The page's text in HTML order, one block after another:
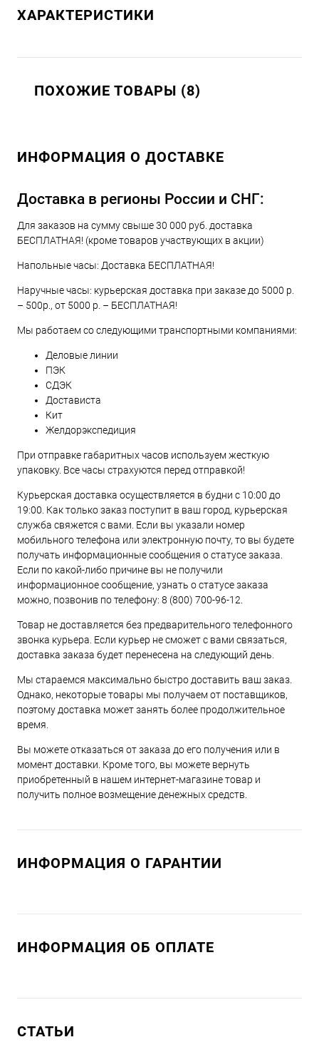
ХАРАКТЕРИСТИКИ
ПОХОЖИЕ ТОВАРЫ (8)
ИНФОРМАЦИЯ О ДОСТАВКЕ
Доставка в регионы России и СНГ:
Для заказов на сумму свыше 30 000 руб. доставка
БЕСПЛАТНАЯ! (кроме товаров участвующих в акции)
Напольные часы: Доставка БЕСПЛАТНАЯ!
Наручные часы: курьерская доставка при заказе до 5000 р.
– 500р., от 5000 р. – БЕСПЛАТНАЯ!
Мы работаем со следующими транспортными компаниями:
Деловые линии
ПЭК
СДЭК
Достависта
Кит
Желдорэкспедиция
При отправке габаритных часов используем жесткую
упаковку. Все часы страхуются перед отправкой!
Курьерская доставка осуществляется в будни с 10:00 до
19:00. Как только заказ поступит в ваш город, курьерская
служба свяжется с вами. Если вы указали номер
мобильного телефона или электронную почту, то вы будете
получать информационные сообщения о статусе заказа.
Если по какой-либо причине вы не получили
информационное сообщение, узнать о статусе заказа
можно, позвонив по телефону: 8 (800) 700-96-12.
Товар не доставляется без предварительного телефонного
звонка курьера. Если курьер не сможет с вами связаться,
доставка заказа будет перенесена на следующий день.
Мы стараемся максимально быстро доставить ваш заказ.
Однако, некоторые товары мы получаем от поставщиков,
поэтому доставка может занять более продолжительное
время.
Вы можете отказаться от заказа до его получения или в
момент доставки. Кроме того, вы можете вернуть
приобретенный в нашем интернет-магазине товар и
получить полное возмещение денежных средств.
ИНФОРМАЦИЯ О ГАРАНТИИ
ИНФОРМАЦИЯ ОБ ОПЛАТЕ
СТАТЬИ